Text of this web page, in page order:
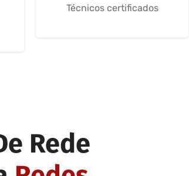
Técnicos certificados
Rede